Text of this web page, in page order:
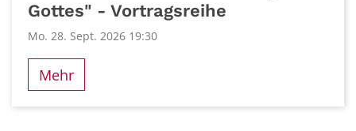
Gottes" - Vortragsreihe
Mo. 28. Sept. 2026 19:30
Mehr